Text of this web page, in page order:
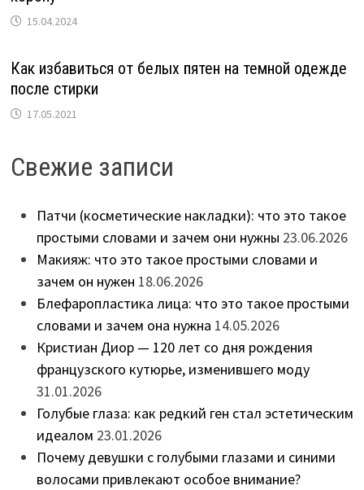
15.04.2024
Как избавиться от белых пятен на темной одежде
после стирки
17.05.2021
Свежие записи
Патчи (косметические накладки): что это такое
простыми словами и зачем они нужны 23.06.2026
Макияж: что это такое простыми словами и
зачем он нужен 18.06.2026
Блефаропластика лица: что это такое простыми
словами и зачем она нужна 14.05.2026
Кристиан Диор — 120 лет со дня рождения
французского кутюрье, изменившего моду
31.01.2026
Голубые глаза: как редкий ген стал эстетическим
идеалом 23.01.2026
Почему девушки с голубыми глазами и синими
волосами привлекают особое внимание?